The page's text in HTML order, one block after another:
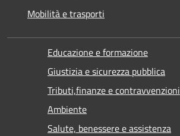
Mobilità e trasporti
Educazione e formazione
Giustizia e sicurezza pubblica
Tributi,finanze e contravvenzioni
Ambiente
Salute, benessere e assistenza